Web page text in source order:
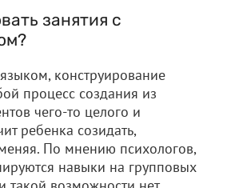
занятия с
конструирование
процесс создания из
чего-то целого и
ребенка созидать,
По мнению психологов,
навыки на групповых